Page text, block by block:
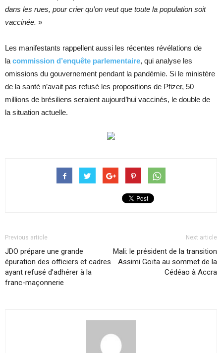
dans les rues, pour crier qu’on veut que toute la population soit
vaccinée. »
Les manifestants rappellent aussi les récentes révélations de
lacommission d’enquête parlementaire, qui analyse les
omissions du gouvernement pendant la pandémie. Si le ministère
de la santé n’avait pas refusé les propositions de Pfizer, 50
millions de brésiliens seraient aujourd’hui vaccinés, le double de
la situation actuelle.
Previous article
JDO prépare une grande
épuration des officiers et cadres
ayant refusé d’adhérer à la
franc-maçonnerie
Next article
Mali: le président de la transition
Assimi Goïta au sommet de la
Cédéao à Accra